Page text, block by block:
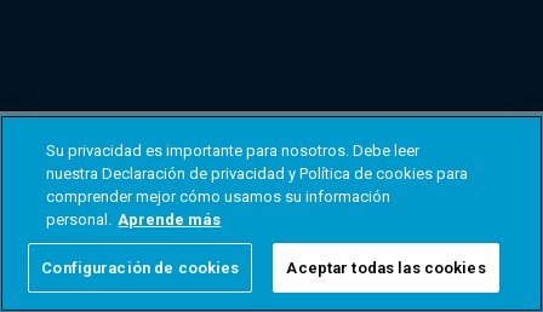
Su privacidad es importante para nosotros. Debe leer
nuestra Declaración de privacidad y Política de cookies para
comprender mejor cómo usamos su información
personal. Aprende más
Configuración de cookies Aceptar todas las cookies